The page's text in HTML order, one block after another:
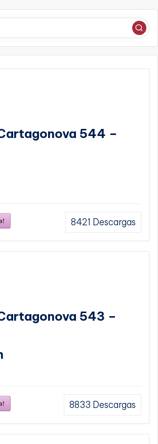
544 –
8421 Descargas
543 –
8833 Descargas